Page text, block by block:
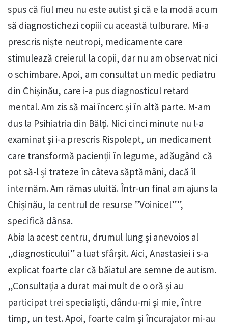
spus că fiul meu nu este autist și că e la modă acum
să diagnostichezi copiii cu această tulburare. Mi-a
prescris niște neutropi, medicamente care
stimulează creierul la copii, dar nu am observat nici
o schimbare. Apoi, am consultat un medic pediatru
din Chișinău, care i-a pus diagnosticul retard
mental. Am zis să mai încerc și în altă parte. M-am
dus la Psihiatria din Bălți. Nici cinci minute nu l-a
examinat și i-a prescris Rispolept, un medicament
care transformă pacienții în legume, adăugând că
pot să-l și trateze în câteva săptămâni, dacă îl
internăm. Am rămas uluită. Într-un final am ajuns la
Chișinău, la centrul de resurse ”Voinicel””,
specifică dânsa.
Abia la acest centru, drumul lung și anevoios al
„diagnosticului” a luat sfârșit. Aici, Anastasiei i s-a
explicat foarte clar că băiatul are semne de autism.
„Consultația a durat mai mult de o oră și au
participat trei specialiști, dându-mi și mie, între
timp, un test. Apoi, foarte calm și încurajator mi-au